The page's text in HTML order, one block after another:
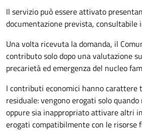
Il servizio può essere attivato
documentazione prevista, consultabile
Una volta ricevuta la domanda, il
contributo solo dopo una valutazione
precarietà ed emergenza del nucleo
I contributi economici hanno carattere
residuale: vengono erogati solo
oppure sia inappropriato attivare altri
erogati compatibilmente con le risorse